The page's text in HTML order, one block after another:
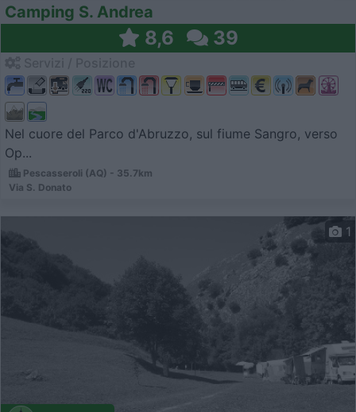
Camping S. Andrea
8,6 39
Nel cuore del Parco d'Abruzzo, sul fiume Sangro, verso
Op...
Pescasseroli (AQ) - 35.7km
Via S. Donato
1